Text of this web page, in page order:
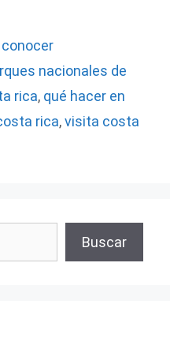
conocer
nacionales de
rica, qué hacer en
rica,visita costa
Buscar